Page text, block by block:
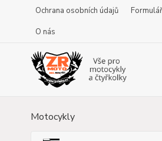
Ochrana osobních údajů
O nás
Motocykly